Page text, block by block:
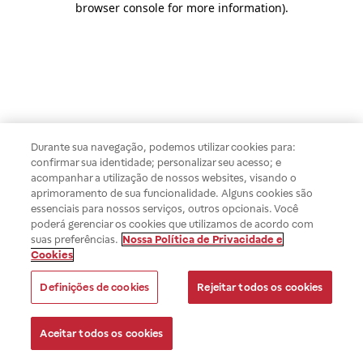
browser console for more information).
Durante sua navegação, podemos utilizar cookies para:
confirmar sua identidade; personalizar seu acesso; e
acompanhar a utilização de nossos websites, visando o
aprimoramento de sua funcionalidade. Alguns cookies são
essenciais para nossos serviços, outros opcionais. Você
poderá gerenciar os cookies que utilizamos de acordo com
suas preferências. Nossa Política de Privacidade e
Cookies
Definições de cookies Rejeitar todos os cookies
Aceitar todos os cookies